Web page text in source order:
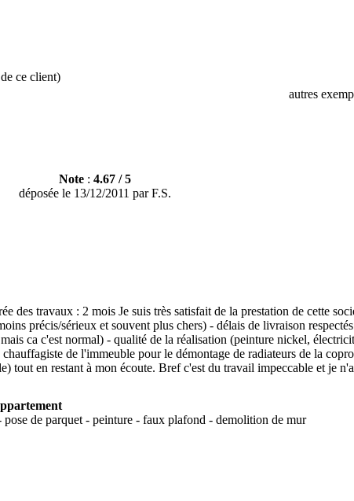
ce client)
autres
Note : 4.67 /5
déposée le 13/12/2011 parF.S.
des travaux : 2 mois Je suis très satisfait de la prestation de cette
précis/sérieux et souvent plus chers) - délais de livraison
ca c'est normal) - qualité de la réalisation (peinture nickel,
de l'immeuble pour le démontage de radiateurs de la
tout en restant à mon écoute. Bref c'est du travail impeccable et je
de parquet - peinture - faux plafond - demolition de mur